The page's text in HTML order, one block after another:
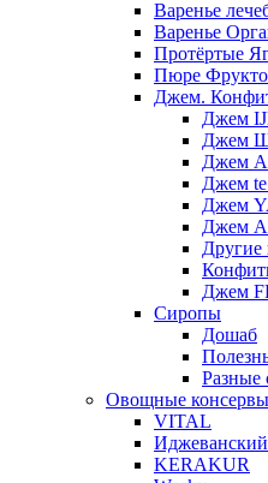
Варенье
Варенье
Протёртые
Пюре
Джем.
Джем
Джем
Джем
Джем te
Джем
Джем
Другие
Джем
Сиропы
Дошаб
Разные
Овощные консервы
VITAL
KERAKUR